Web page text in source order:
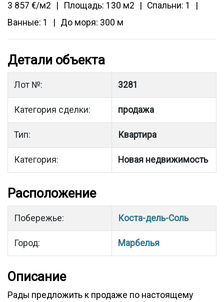
3 857 €/м2 Площадь: 130 м2
Спальни: 1
Ванные: 1
До моря: 300 м
Детали объекта
Лот №: 3281
Категория сделки: продажа
Тип: Квартира
Категория: Новая недвижимость
Расположение
Побережье: Коста-дель-Соль
Город: Марбелья
Описание
Рады предложить к продаже по настоящему